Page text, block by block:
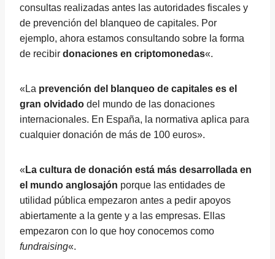
consultas realizadas antes las autoridades fiscales y
de prevención del blanqueo de capitales. Por
ejemplo, ahora estamos consultando sobre la forma
de recibir donaciones en criptomonedas«.
«La prevención del blanqueo de capitales es el
gran olvidado del mundo de las donaciones
internacionales. En España, la normativa aplica para
cualquier donación de más de 100 euros».
« La cultura de donación está más desarrollada en
el mundo anglosajón porque las entidades de
utilidad pública empezaron antes a pedir apoyos
abiertamente a la gente y a las empresas. Ellas
empezaron con lo que hoy conocemos como
fundraising«.